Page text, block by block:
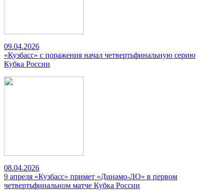
09.04.2026
«Кузбасс» с поражения начал четвертьфинальную серию
Кубка России
08.04.2026
9 апреля «Кузбасс» примет «Динамо-ЛО» в первом
четвертьфинальном матче Кубка России